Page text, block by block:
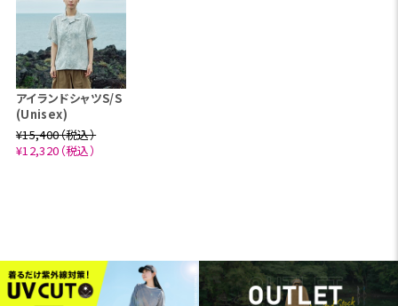
アイランドシャツS/S
(Unisex)
¥15,400（税込）
¥12,320（税込）